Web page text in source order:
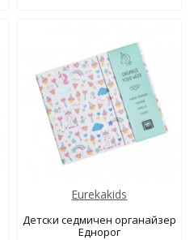
Eurekakids
Детски седмичен органайзер
Еднорог